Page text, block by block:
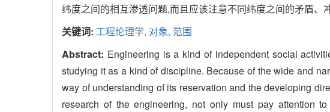
纬度之间的相互渗透问题,而且应该注意不同纬度之间的矛盾、
关键词: 工程伦理学, 对象, 范围
Abstract: Engineering is a kind of independent social
studying it as a kind of discipline. Because of the wide and
way of understanding of its reservation and the developing
research of the engineering, not only must pay attention